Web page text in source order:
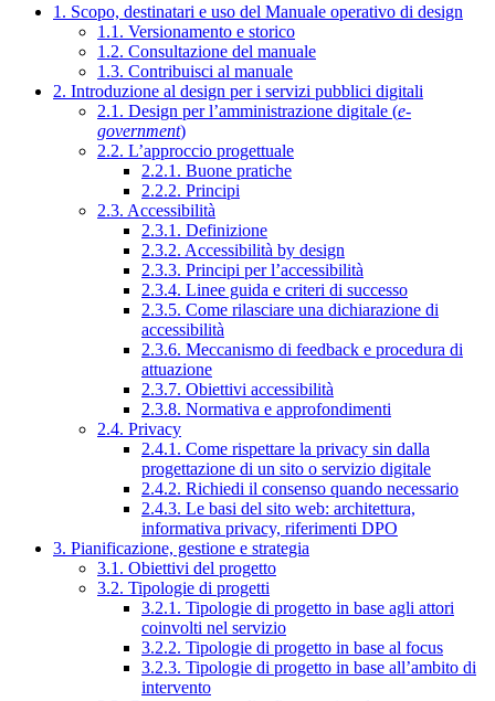
1. Scopo, destinatari e uso del Manuale operativo di design
1.1. Versionamento e storico
1.2. Consultazione del manuale
1.3. Contribuisci al manuale
2. Introduzione al design per i servizi pubblici digitali
2.1. Design per l’amministrazione digitale (e-
government)
2.2. L’approccio progettuale
2.2.1. Buone pratiche
2.2.2. Principi
2.3. Accessibilità
2.3.1. Definizione
2.3.2. Accessibilità by design
2.3.3. Principi per l’accessibilità
2.3.4. Linee guida e criteri di successo
2.3.5. Come rilasciare una dichiarazione di
accessibilità
2.3.6. Meccanismo di feedback e procedura di
attuazione
2.3.7. Obiettivi accessibilità
2.3.8. Normativa e approfondimenti
2.4. Privacy
2.4.1. Come rispettare la privacy sin dalla
progettazione di un sito o servizio digitale
2.4.2. Richiedi il consenso quando necessario
2.4.3. Le basi del sito web: architettura,
informativa privacy, riferimenti DPO
3. Pianificazione, gestione e strategia
3.1. Obiettivi del progetto
3.2. Tipologie di progetti
3.2.1. Tipologie di progetto in base agli attori
coinvolti nel servizio
3.2.2. Tipologie di progetto in base al focus
3.2.3. Tipologie di progetto in base all’ambito di
intervento